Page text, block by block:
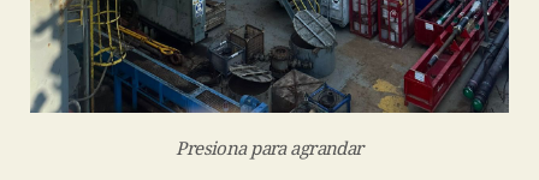
Presiona para agrandar